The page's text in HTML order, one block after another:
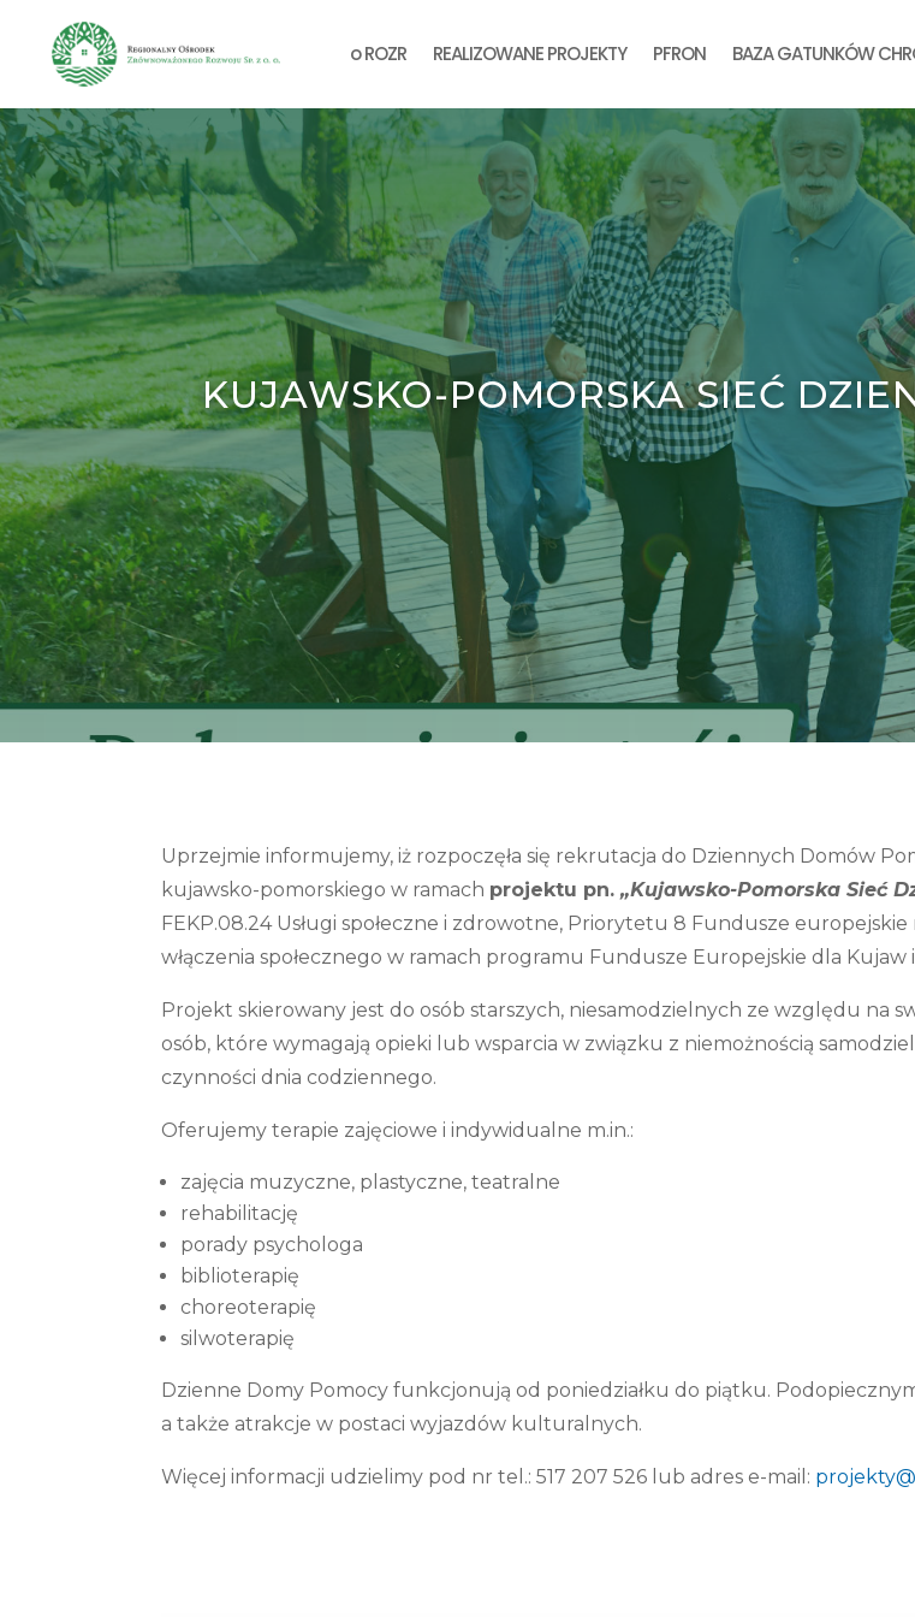
o ROZR REALIZOWANE PROJEKTY PFRON BAZA GATUNKÓW
KUJAWSKO-POMORSKA SIEĆ
Uprzejmie informujemy, iż rozpoczęła się rekrutacja do Dziennych Domów
kujawsko-pomorskiego w ramach projektu pn.„Kujawsko-Pomorska Sieć
FEKP.08.24 Usługi społeczne i zdrowotne, Priorytetu 8 Fundusze
włączenia społecznego w ramach programu Fundusze Europejskie dla Kujaw
Projekt skierowany jest do osób starszych, niesamodzielnych ze względu na
osób, które wymagają opieki lub wsparcia w związku z niemożnością
czynności dnia codziennego.
Oferujemy terapie zajęciowe i indywidualne m.in.:
zajęcia muzyczne, plastyczne, teatralne
rehabilitację
porady psychologa
biblioterapię
choreoterapię
silwoterapię
Dzienne Domy Pomocy funkcjonują od poniedziałku do piątku.
a także atrakcje w postaci wyjazdów kulturalnych.
Więcej informacji udzielimy pod nr tel.: 517 207 526 lub adres e-mail: